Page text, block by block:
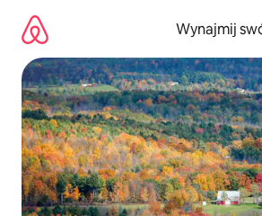
treści
Wynajmij